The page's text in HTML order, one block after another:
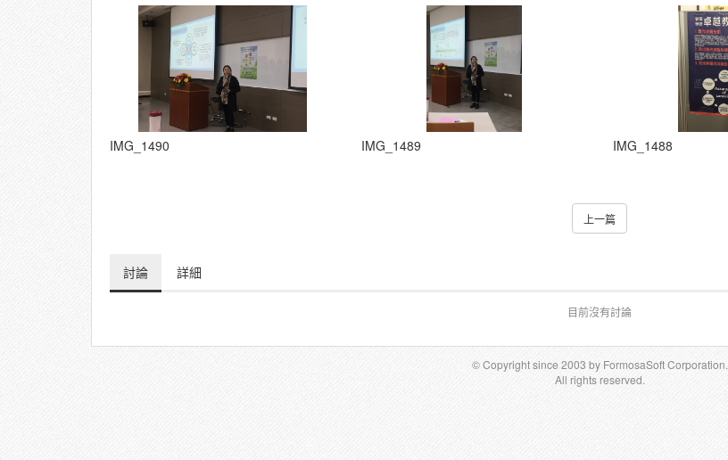
IMG_1490 IMG_1489 IMG_1488
上一篇
討論 詳細
目前沒有討論
© Copyright since 2003 by FormosaSoft Corporation.
All rights reserved.